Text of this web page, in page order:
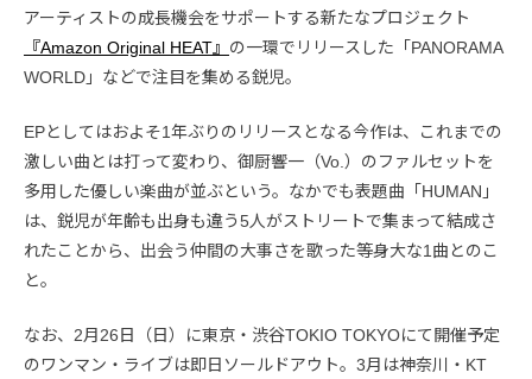
アーティストの成長機会をサポートする新たなプロジェクト
『Amazon Original HEAT』 の一環でリリースした「PANORAMA
WORLD」などで注目を集める鋭児。
EPとしてはおよそ1年ぶりのリリースとなる今作は、これまでの
激しい曲とは打って変わり、御厨響一（Vo.）のファルセットを
多用した優しい楽曲が並ぶという。なかでも表題曲「HUMAN」
は、鋭児が年齢も出身も違う5人がストリートで集まって結成さ
れたことから、出会う仲間の大事さを歌った等身大な1曲とのこ
と。
なお、2月26日（日）に東京・渋谷TOKIO TOKYOにて開催予定
のワンマン・ライブは即日ソールドアウト。3月は神奈川・KT